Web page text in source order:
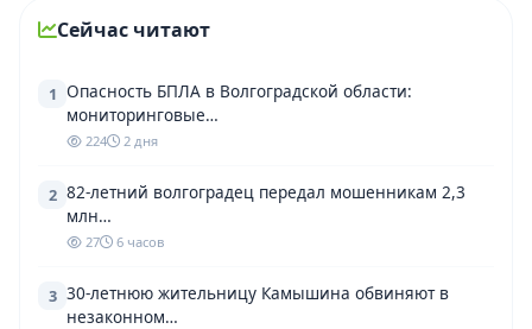
Сейчас читают
1 Опасность БПЛА в Волгоградской области:
мониторинговые…
224 2 дня
2 82-летний волгоградец передал мошенникам 2,3
млн…
27 6 часов
3 30-летнюю жительницу Камышина обвиняют в
незаконном…